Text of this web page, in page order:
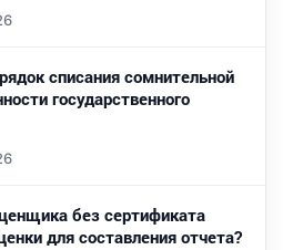
списания сомнительной
государственного
без сертификата
для составления отчета?